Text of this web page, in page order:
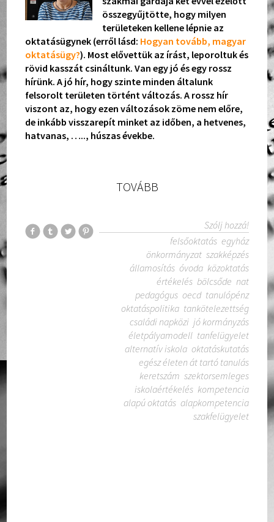
összegyűjtötte, hogy milyen
területeken kellene lépnie az
oktatásügynek (erről lásd: Hogyan tovább, magyar
oktatásügy?). Most elővettük az írást, leporoltuk és
rövid kasszát csináltunk. Van egy jó és egy rossz
hírünk. A jó hír, hogy szinte minden általunk
felsorolt területen történt változás. A rossz hír
viszont az, hogy ezen változások zöme nem előre,
de inkább visszarepít minket az időben, a hetvenes,
hatvanas, ….., húszas évekbe.
TOVÁBB
Szólj hozzá!
felsőoktatás egyház
önkormányzat szakképzés
államosítás óvoda közoktatás
értékelés bölcsőde nat
pedagógus oecd tanulópénz
oktatáspolitika tankötelezettség
családi napközi jó kormányzás
életpályamodell tanfelügyelet
alternatív iskola oktatáskutatás
egész életen át tartó tanulás
keretszám szektorsemleges
iskolaértékelés kompetencia
alapú oktatás alapkompetencia
szakfelügyelet